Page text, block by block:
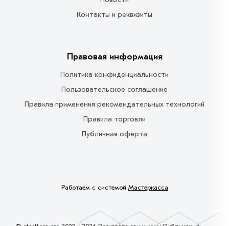
Контакты и реквизиты
Правовая информация
Политика конфиденциальности
Пользовательское соглашение
Правила применения рекомендательных технологий
Правила торговли
Публичная оферта
Работаем с системой Мастеркасса